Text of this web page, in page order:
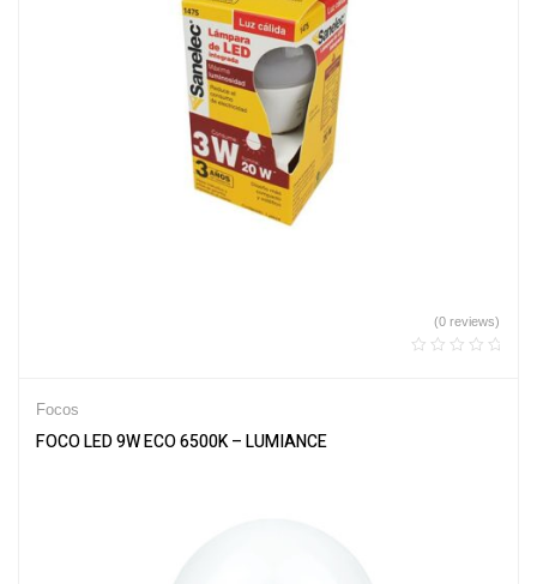
(0 reviews)
Focos
FOCO LED 9W ECO 6500K – LUMIANCE